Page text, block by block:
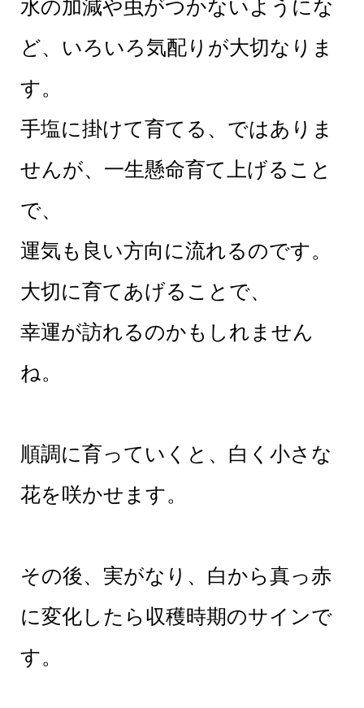
水の加減や虫がつかないようにな
ど、いろいろ気配りが大切なりま
す。
手塩に掛けて育てる、ではありま
せんが、一生懸命育て上げること
で、
運気も良い方向に流れるのです。
大切に育てあげることで、
幸運が訪れるのかもしれません
ね。
順調に育っていくと、白く小さな
花を咲かせます。
その後、実がなり、白から真っ赤
に変化したら収穫時期のサインで
す。